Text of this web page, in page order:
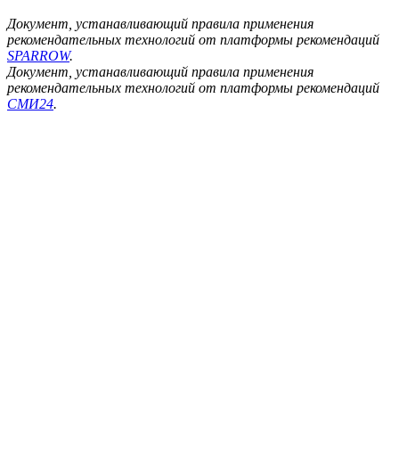
Документ, устанавливающий правила применения
рекомендательных технологий от платформы рекомендаций
SPARROW.
Документ, устанавливающий правила применения
рекомендательных технологий от платформы рекомендаций
СМИ24.